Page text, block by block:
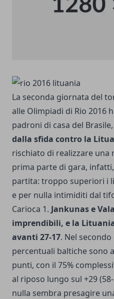
La seconda giornata del
alle Olimpiadi di Rio 2016
padroni di casa del Brasile,
dalla sfida contro la
rischiato di realizzare una
prima parte di gara,
partita: troppo superiori i
e per nulla intimiditi dal
Carioca 1. Jankunas e
imprendibili, e la
avanti 27-17. Nel
percentuali baltiche sono
punti, con il 75%
al riposo lungo sul +29
nulla sembra presagire